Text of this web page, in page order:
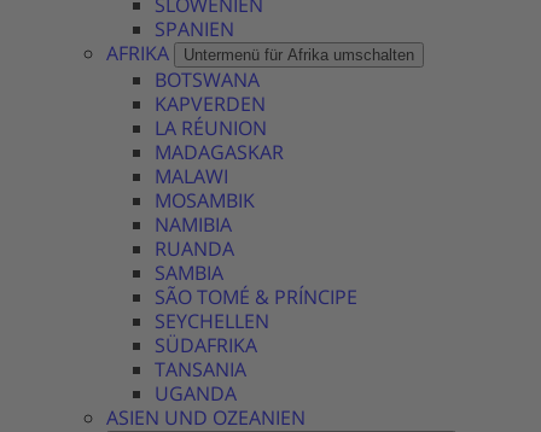
SPANIEN
AFRIKA
Untermenü für Afrika umschalten
BOTSWANA
KAPVERDEN
LA RÉUNION
MADAGASKAR
MALAWI
MOSAMBIK
NAMIBIA
RUANDA
SAMBIA
SÃO TOMÉ & PRÍNCIPE
SEYCHELLEN
SÜDAFRIKA
TANSANIA
UGANDA
ASIEN UND OZEANIEN